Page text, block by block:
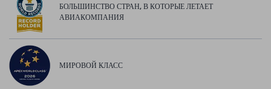
БОЛЬШИНСТВО СТРАН, В КОТОРЫЕ ЛЕТАЕТ
АВИАКОМПАНИЯ
МИРОВОЙ КЛАСС